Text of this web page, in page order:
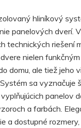
hliníkový
panelových dverí.­
technických riešení
nielen
domu, ale tiež jeho
sa vyznačuje
panelov
a farbách.
a dostupné